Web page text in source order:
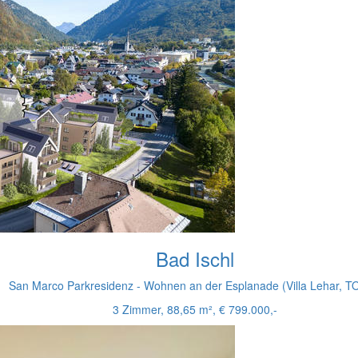
Bad Ischl
San Marco Parkresidenz - Wohnen an der Esplanade (Villa Lehar,
3 Zimmer, 88,65 m², € 799.000,-